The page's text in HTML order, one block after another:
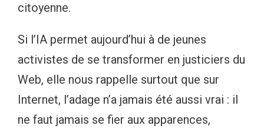
citoyenne.
Si l’IA permet aujourd’hui à de jeunes
activistes de se transformer en justiciers du
Web, elle nous rappelle surtout que sur
Internet, l’adage n’a jamais été aussi vrai : il
ne faut jamais se fier aux apparences,